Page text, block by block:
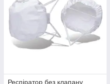
Респіратор без клапану